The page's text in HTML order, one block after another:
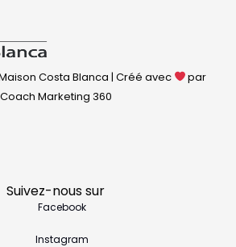
Costa Blanca | Créé avec
par
Coach Marketing 360
Suivez-nous sur
Facebook
Instagram